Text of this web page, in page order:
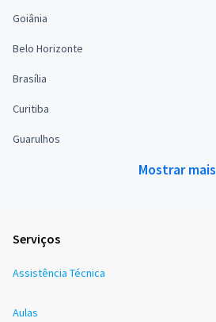
Goiânia
Belo Horizonte
Brasília
Curitiba
Guarulhos
Mostrar mais
Serviços
Assistência Técnica
Aulas